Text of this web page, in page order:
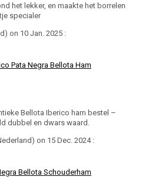
het lekker, en maakte het borrelen
specialer
on 10 Jan. 2025 :
Pata Negra Bellota Ham
Bellota Iberico ham bestel –
dubbel en dwars waard.
on 15 Dec. 2024 :
Bellota Schouderham